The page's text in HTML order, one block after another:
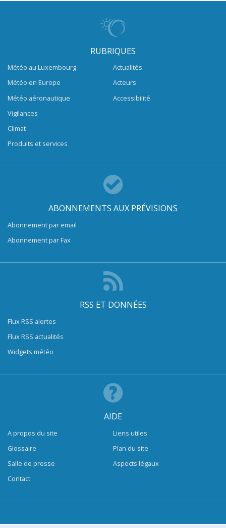
RUBRIQUES
Météo au Luxembourg
Météo en Europe
Météo aéronautique
Vigilances
Climat
Produits et services
Actualités
Acteurs
Accessibilité
ABONNEMENTS AUX PRÉVISIONS
Abonnement par email
Abonnement par Fax
RSS ET DONNÉES
Flux RSS alertes
Flux RSS actualités
Widgets météo
AIDE
A propos du site
Glossaire
Salle de presse
Contact
Liens utiles
Plan du site
Aspects légaux